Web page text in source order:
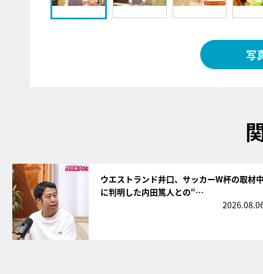
写
ウエストランド井口、サッカーW杯の取材
に判明した内田篤人との“…